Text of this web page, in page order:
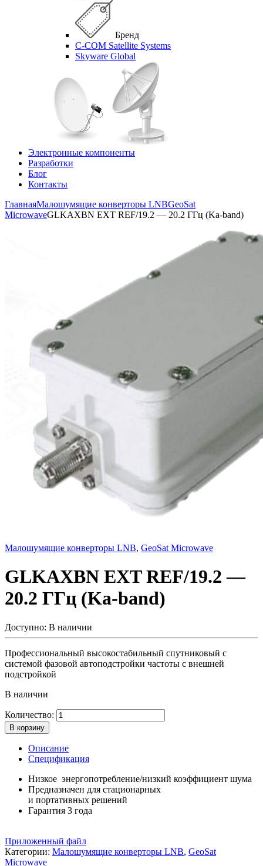
Бренд
C-COM Satellite Systems
Skyware Global
Электронные компоненты
Разработки
Блог
Контакты
ГлавнаяМалошумящие конверторы LNBGeoSat
MicrowaveGLKAXBN EXT REF/19.2 — 20.2 ГГц (Ka-band)
Малошумящие конверторы LNB, GeoSat Microwave
GLKAXBN EXT REF/19.2 —
20.2 ГГц (Ka-band)
Доступно: В наличии
Профессиональный высокостабильный спутниковый c
системой фазовой автоподстройки частоты с внешней
подстройкой
В наличии
Количество:
В корзину
Описание
Спецификация
Низкое энергопотребление/низкий коэффициент шума
Предназначен для стационарных
и портативных решений
Гарантия 3 года
Приложенный файл
Категории: Малошумящие конверторы LNB, GeoSat
Microwave